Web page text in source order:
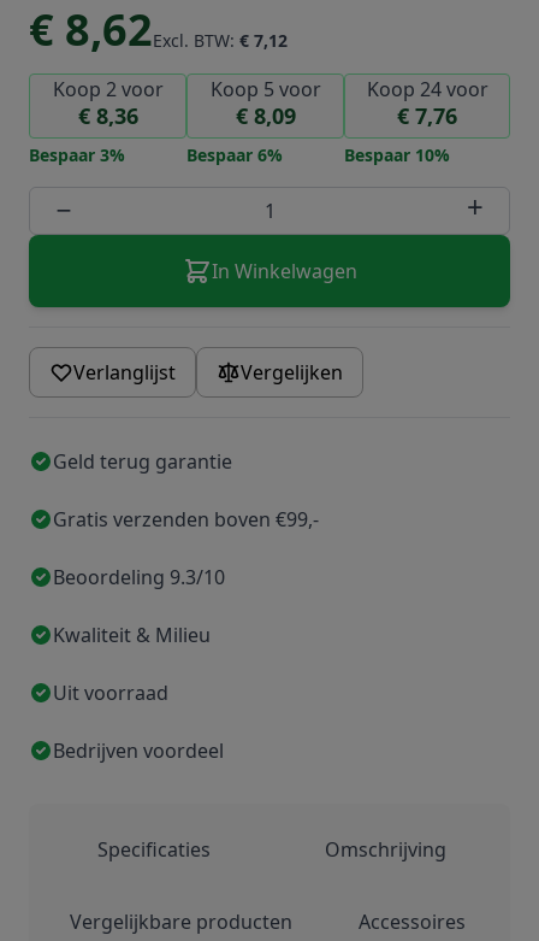
€ 8,62Excl. BTW: € 7,12
Koop 2 voor
€ 8,36
Bespaar 3%
Koop 5 voor
€ 8,09
Bespaar 6%
Koop 24 voor
€ 7,76
Bespaar 10%
− +
In Winkelwagen
Verlanglijst Vergelijken
Geld terug garantie
Gratis verzenden boven €99,-
Beoordeling 9.3/10
Kwaliteit & Milieu
Uit voorraad
Bedrijven voordeel
Specificaties Omschrijving
Vergelijkbare producten Accessoires